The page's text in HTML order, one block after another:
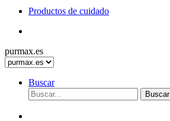
Productos de cuidado
purmax.es
Buscar
Buscar